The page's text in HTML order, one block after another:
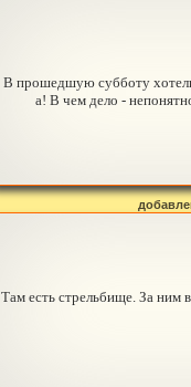
В прошедшую субботу хотели
а! В чем дело -
Там есть стрельбище. За ним